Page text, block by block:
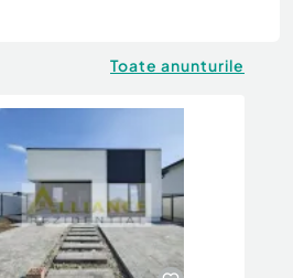
Toate anunturile